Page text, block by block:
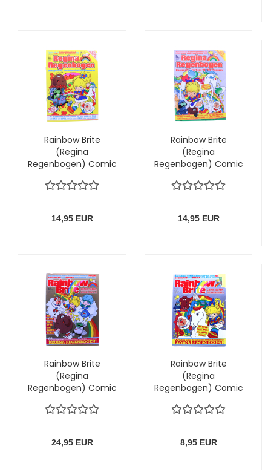
Rainbow Brite
(Regina
Regenbogen) Comic
und Pflanzen in Not
14,95 EUR
Rainbow Brite
(Regina
Regenbogen) Comic
Überfall auf die
14,95 EUR
Rainbow Brite
(Regina
Regenbogen) Comic
Nr. 1: Regina und ihre
24,95 EUR
Rainbow Brite
(Regina
Regenbogen) Comic
Nr. 2: Ein gefährliches
8,95 EUR